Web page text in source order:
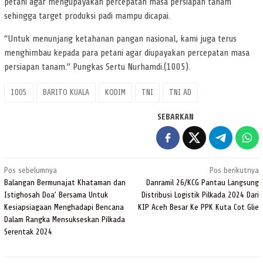
sehingga target produksi padi mampu dicapai.
“Untuk menunjang ketahanan pangan nasional, kami juga terus
menghimbau kepada para petani agar diupayakan percepatan masa
persiapan tanam.” Pungkas Sertu Nurhamdi.(1005).
1005 BARITO KUALA KODIM TNI TNI AD
SEBARKAN
Navigasi
pos
Pos sebelumnya
Balangan Bermunajat Khataman dan
Istighosah Doa’ Bersama Untuk
Kesiapsiagaan Menghadapi Bencana
Dalam Rangka Mensukseskan Pilkada
Serentak 2024
Pos berikutnya
Danramil 26/KCG Pantau Langsung
Distribusi Logistik Pilkada 2024 Dari
KIP Aceh Besar Ke PPK Kuta Cot Glie